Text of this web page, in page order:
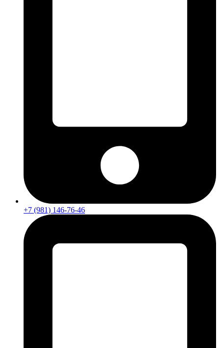
+7 (981) 146-76-46